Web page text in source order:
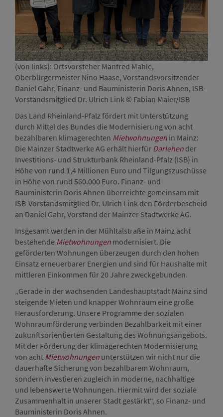
(von links): Ortsvorsteher Manfred Mahle,
Oberbürgermeister Nino Haase, Vorstandsvorsitzender
Daniel Gahr, Finanz- und Bauministerin Doris Ahnen, ISB-
Vorstandsmitglied Dr. Ulrich Link © Fabian Maier/ISB
Das Land Rheinland-Pfalz fördert mit Unterstützung
durch Mittel des Bundes die Modernisierung von acht
bezahlbaren klimagerechten Mietwohnungen in Mainz:
Die Mainzer Stadtwerke AG erhält hierfür Darlehen der
Investitions- und Strukturbank Rheinland-Pfalz (ISB) in
Höhe von rund 1,4 Millionen Euro und Tilgungszuschüsse
in Höhe von rund 560.000 Euro. Finanz- und
Bauministerin Doris Ahnen überreichte gemeinsam mit
ISB-Vorstandsmitglied Dr. Ulrich Link den Förderbescheid
an Daniel Gahr, Vorstand der Mainzer Stadtwerke AG.
Insgesamt werden in der Mühltalstraße in Mainz acht
bestehende Mietwohnungen modernisiert. Die
geförderten Wohnungen überzeugen durch den hohen
Einsatz erneuerbarer Energien und sind für Haushalte mit
mittleren Einkommen für 20 Jahre zweckgebunden.
„Gerade in der wachsenden Landeshauptstadt Mainz sind
steigende Mieten und knapper Wohnraum eine große
Herausforderung. Unsere Programme der sozialen
Wohnraumförderung verbinden Bezahlbarkeit mit einer
zukunftsorientierten Gestaltung des Wohnungsangebots.
Mit der Förderung der klimagerechten Modernisierung
von acht Mietwohnungen unterstützen wir nicht nur die
dauerhafte Sicherung von bezahlbarem Wohnraum,
sondern investieren zugleich in moderne, nachhaltige
und lebenswerte Wohnungen. Hiermit wird der soziale
Zusammenhalt in unserer Stadt gestärkt“, so Finanz- und
Bauministerin Doris Ahnen.